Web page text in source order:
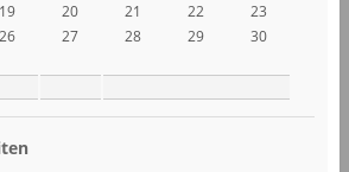
19 20 21 22
23
26 27 28 29
30